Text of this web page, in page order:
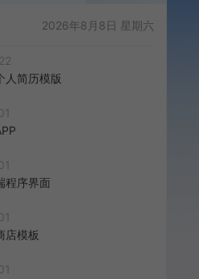
2026年8月8日 星期六
人简历模版
程序界面
店模板